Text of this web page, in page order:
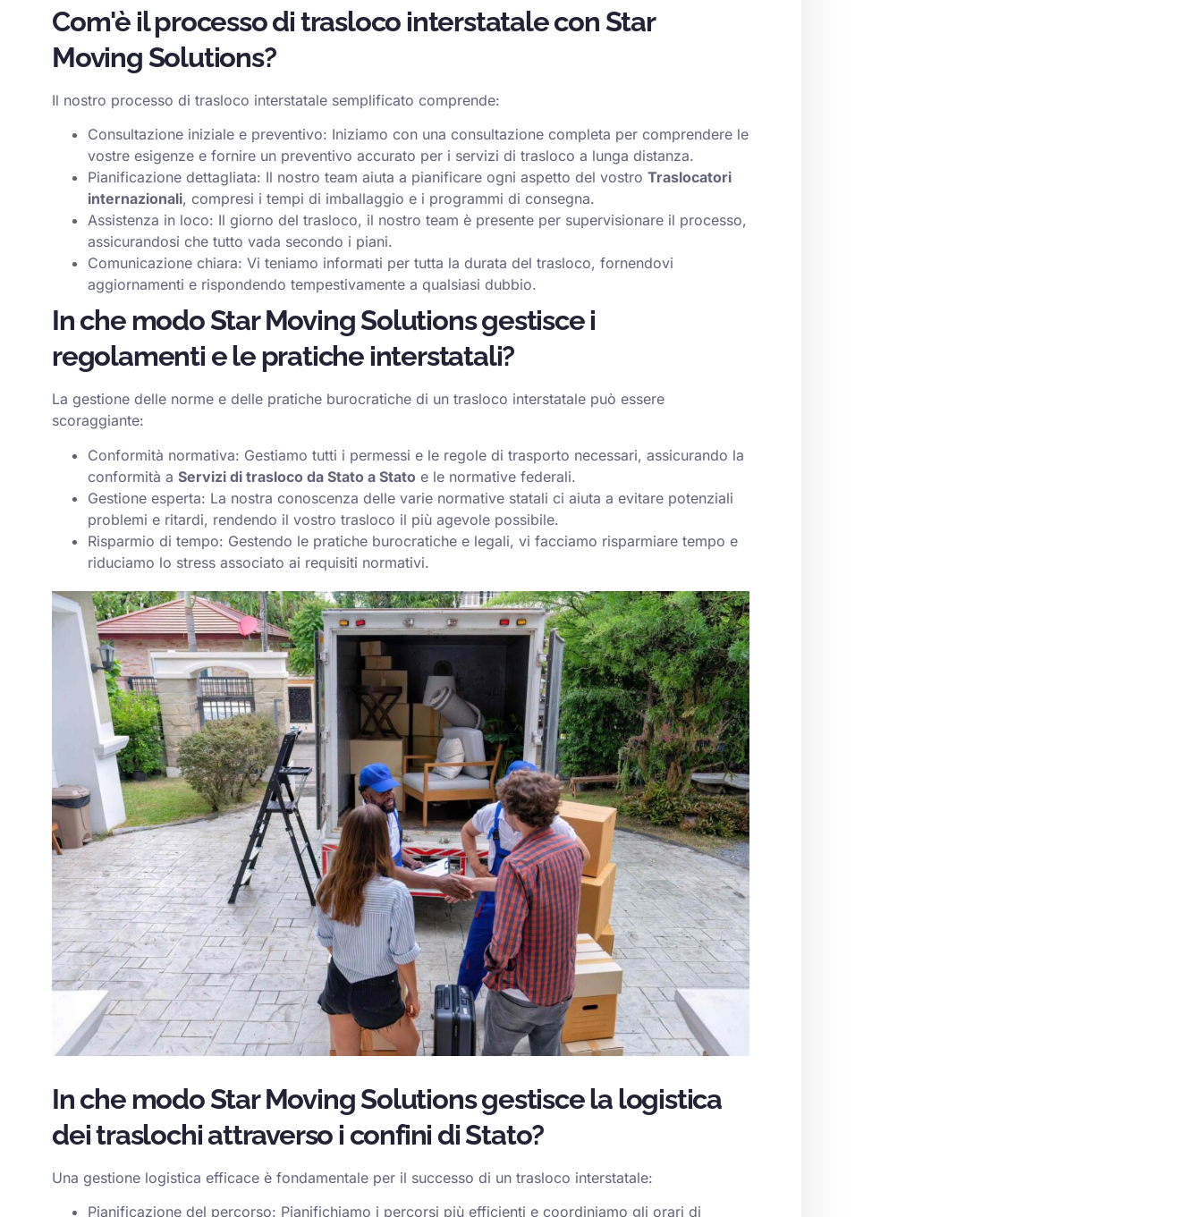
Com'è il processo di trasloco interstatale con Star
Moving Solutions?
Il nostro processo di trasloco interstatale semplificato comprende:
Consultazione iniziale e preventivo: Iniziamo con una consultazione completa per comprendere le
vostre esigenze e fornire un preventivo accurato per i servizi di trasloco a lunga distanza.
Pianificazione dettagliata: Il nostro team aiuta a pianificare ogni aspetto del vostro Traslocatori
internazionali, compresi i tempi di imballaggio e i programmi di consegna.
Assistenza in loco: Il giorno del trasloco, il nostro team è presente per supervisionare il processo,
assicurandosi che tutto vada secondo i piani.
Comunicazione chiara: Vi teniamo informati per tutta la durata del trasloco, fornendovi
aggiornamenti e rispondendo tempestivamente a qualsiasi dubbio.
In che modo Star Moving Solutions gestisce i
regolamenti e le pratiche interstatali?
La gestione delle norme e delle pratiche burocratiche di un trasloco interstatale può essere
scoraggiante:
Conformità normativa: Gestiamo tutti i permessi e le regole di trasporto necessari, assicurando la
conformità a Servizi di trasloco da Stato a Stato e le normative federali.
Gestione esperta: La nostra conoscenza delle varie normative statali ci aiuta a evitare potenziali
problemi e ritardi, rendendo il vostro trasloco il più agevole possibile.
Risparmio di tempo: Gestendo le pratiche burocratiche e legali, vi facciamo risparmiare tempo e
riduciamo lo stress associato ai requisiti normativi.
In che modo Star Moving Solutions gestisce la logistica
dei traslochi attraverso i confini di Stato?
Una gestione logistica efficace è fondamentale per il successo di un trasloco interstatale:
Pianificazione del percorso: Pianifichiamo i percorsi più efficienti e coordiniamo gli orari di